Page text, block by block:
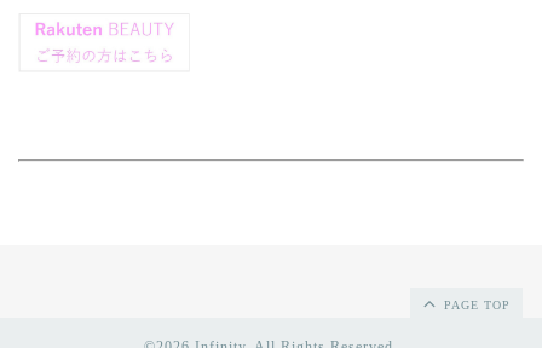
PAGE TOP